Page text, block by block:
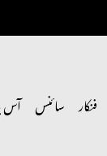
فنکار سائنس آس